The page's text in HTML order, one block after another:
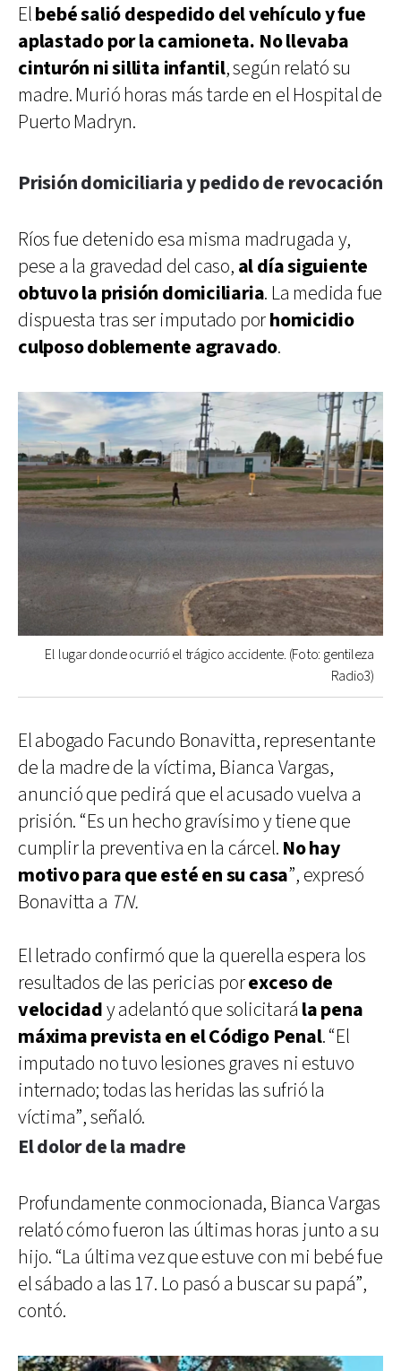
Elbebé salió despedido del vehículoy fue
aplastado por la camioneta. No llevaba
cinturón ni sillita infantil, según relató su
madre. Murió horas más tarde en el Hospital de
Puerto Madryn.
Prisión domiciliaria y pedido de revocación
Ríos fue detenido esa misma madrugada y,
pese a la gravedad del caso, al día siguiente
obtuvo la prisión domiciliaria. La medida fue
dispuesta tras ser imputado porhomicidio
culposo doblemente agravado.
El lugar donde ocurrió el trágico accidente. (Foto: gentileza
Radio3)
El abogado Facundo Bonavitta, representante
de la madre de la víctima, Bianca Vargas,
anunció que pedirá que el acusado vuelva a
prisión. “Es un hecho gravísimo y tiene que
cumplir la preventiva en la cárcel. No hay
motivo para que esté en su casa”, expresó
Bonavitta a TN.
El letrado confirmó que la querella espera los
resultados de las pericias porexceso de
velocidady adelantó que solicitará la pena
máxima prevista en el Código Penal. “El
imputado no tuvo lesiones graves ni estuvo
internado; todas las heridas las sufrió la
víctima”, señaló.
El dolor de la madre
Profundamente conmocionada, Bianca Vargas
relató cómo fueron las últimas horas junto a su
hijo. “La última vez que estuve con mi bebé fue
el sábado a las 17. Lo pasó a buscar su papá”,
contó.